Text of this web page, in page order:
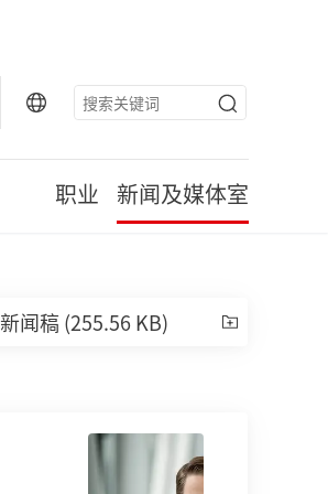
职业 新闻及媒体室
新闻稿 (255.56 KB)